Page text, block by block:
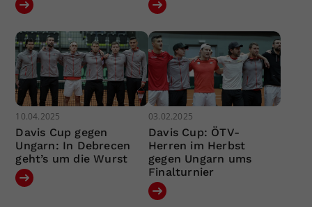
10.04.2025
Davis Cup gegen
Ungarn: In Debrecen
geht’s um die Wurst
03.02.2025
Davis Cup: ÖTV-
Herren im Herbst
gegen Ungarn ums
Finalturnier